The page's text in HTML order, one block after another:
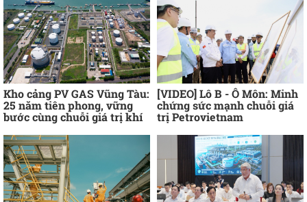
Kho cảng PV GAS Vũng Tàu:
25 năm tiên phong, vững
bước cùng chuỗi giá trị khí
[VIDEO] Lô B - Ô Môn: Minh
chứng sức mạnh chuỗi giá
trị Petrovietnam